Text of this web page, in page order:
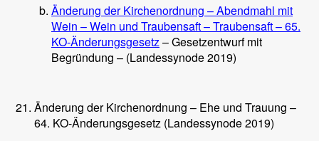
Änderung der Kirchenordnung – Abendmahl mit
Wein – Wein und Traubensaft – Traubensaft – 65.
KO-Änderungsgesetz– Gesetzentwurf mit
Begründung – (Landessynode 2019)
Änderung der Kirchenordnung – Ehe und Trauung –
64. KO-Änderungsgesetz (Landessynode 2019)